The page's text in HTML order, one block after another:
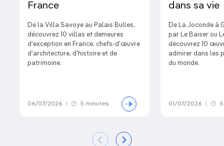
France
De la Villa Savoye au Palais Bulles,
découvrez 10 villas et demeures
d'exception en France, chefs-d'œuvre
d'architecture, d'histoire et de
patrimoine.
06/07/2026 5 minutes
dans sa vie
De La Joconde à
par Le Baiser ou
découvrez 10
admirer dans les
du monde.
01/07/2026